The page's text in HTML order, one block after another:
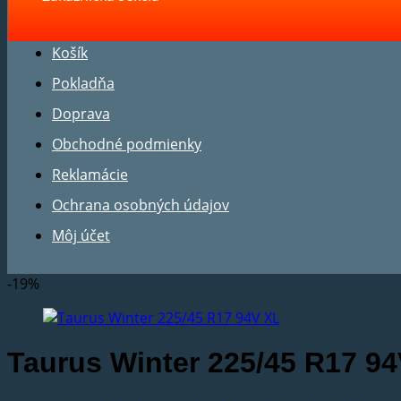
Košík
Pokladňa
Doprava
Obchodné podmienky
Reklamácie
Ochrana osobných údajov
Môj účet
-19%
Taurus Winter 225/45 R17